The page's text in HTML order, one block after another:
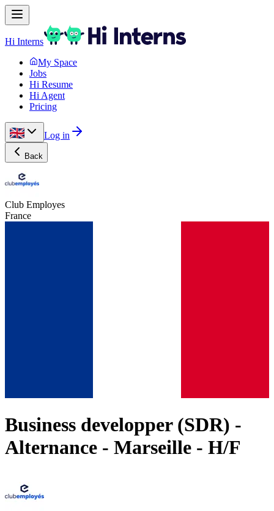
Hi Interns
My Space
Jobs
Hi Resume
Hi Agent
Pricing
Log in
Back
Club Employes
France
Business developper (SDR) -
Alternance - Marseille - H/F